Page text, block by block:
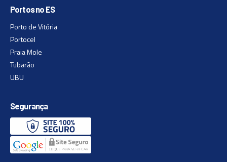
Portos no ES
Porto de Vitória
Portocel
Praia Mole
Tubarão
UBU
Segurança